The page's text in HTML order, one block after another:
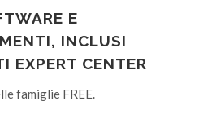
E
INCLUSI
EXPERT CENTER
famiglie FREE.